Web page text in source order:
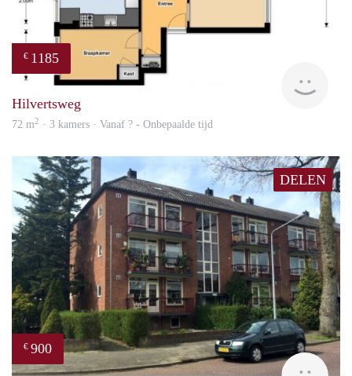
€ 1185
Hilvertsweg
72 m2 · 3 kamers · Vanaf ? - Onbepaalde tijd
DELEN
€ 900